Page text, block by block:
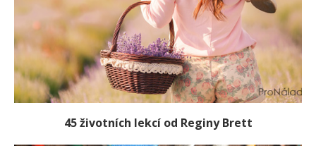
45 životních lekcí od Reginy Brett